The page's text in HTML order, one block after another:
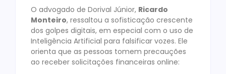
O advogado de Dorival Júnior, Ricardo
Monteiro, ressaltou a sofisticação crescente
dos golpes digitais, em especial com o uso de
Inteligência Artificial para falsificar vozes. Ele
orienta que as pessoas tomem precauções
ao receber solicitações financeiras online: